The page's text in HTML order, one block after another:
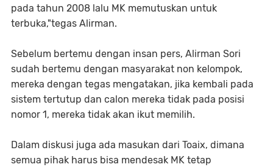
pada tahun 2008 lalu MK memutuskan untuk
terbuka,"tegas Alirman.
Sebelum bertemu dengan insan pers, Alirman Sori
sudah bertemu dengan masyarakat non kelompok,
mereka dengan tegas mengatakan, jika kembali pada
sistem tertutup dan calon mereka tidak pada posisi
nomor 1, mereka tidak akan ikut memilih.
Dalam diskusi juga ada masukan dari Toaix, dimana
semua pihak harus bisa mendesak MK tetap